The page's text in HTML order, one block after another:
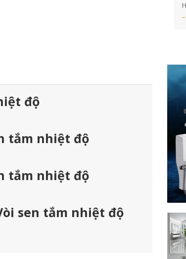
–
độ
tắm nhiệt độ
tắm nhiệt độ
sen tắm nhiệt độ